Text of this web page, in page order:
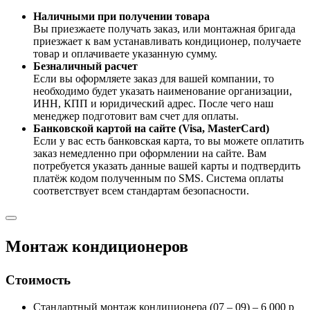
Наличными при получении товара
Вы приезжаете получать заказ, или монтажная бригада
приезжает к вам устанавливать кондиционер, получаете
товар и оплачиваете указанную сумму.
Безналичный расчет
Если вы оформляете заказ для вашей компании, то
необходимо будет указать наименование организации,
ИНН, КПП и юридический адрес. После чего наш
менеджер подготовит вам счет для оплаты.
Банковской картой на сайте (Visa, MasterCard)
Если у вас есть банковская карта, то вы можете оплатить
заказ немедленно при оформлении на сайте. Вам
потребуется указать данные вашей карты и подтвердить
платёж кодом полученным по SMS. Система оплаты
соответствует всем стандартам безопасности.
Монтаж кондиционеров
Стоимость
Стандартный монтаж кондиционера (07 – 09) – 6 000 р